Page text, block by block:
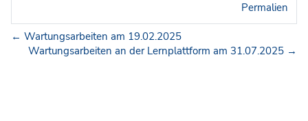
Permalien
← Wartungsarbeiten am 19.02.2025
Wartungsarbeiten an der Lernplattform am 31.07.2025 →